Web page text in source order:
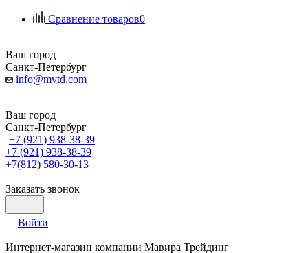
Сравнение товаров0
Ваш город
Санкт-Петербург
info@mvtd.com
Ваш город
Санкт-Петербург
+7 (921) 938-38-39
+7 (921) 938-38-39
+7(812) 580-30-13
Заказать звонок
Войти
Интернет-магазин компании Мавира Трейдинг